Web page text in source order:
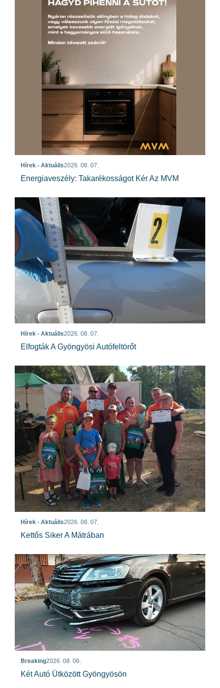
Hírek - Aktuális2026. 08. 07.
Energiaveszély: Takarékosságot Kér Az MVM
Hírek - Aktuális2026. 08. 07.
Elfogták A Gyöngyösi Autófeltörőt
Hírek - Aktuális2026. 08. 07.
Kettős Siker A Mátrában
Breaking2026. 08. 06.
Két Autó Ütközött Gyöngyösön